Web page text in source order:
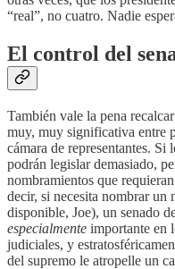
“real”, no cuatro. Nadie
El control del
También vale la pena
muy, muy significativa entre
cámara de representantes. Si
podrán legislar demasiado,
nombramientos que
decir, si necesita nombrar un
disponible, Joe), un senado
especialmente importante en
judiciales, y
del supremo le atropelle un